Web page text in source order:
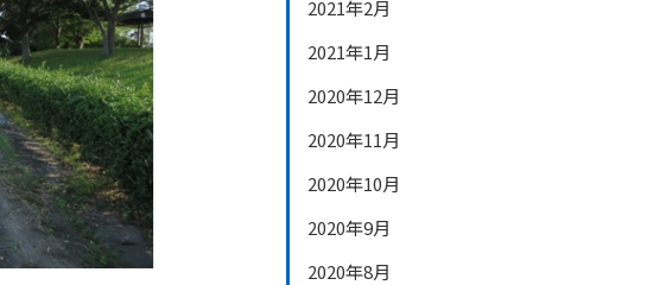
2021年2月
2021年1月
2020年12月
2020年11月
2020年10月
2020年9月
2020年8月